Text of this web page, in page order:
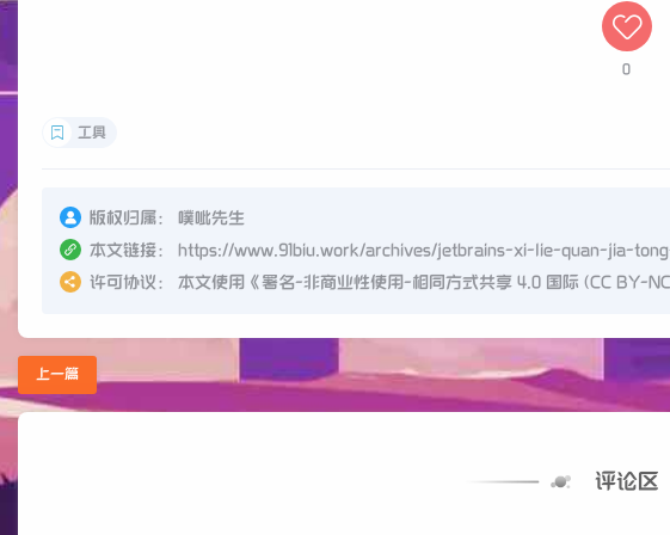
0
工具
版权归属：
噗呲先生
本文链接：
https://www.91biu.work/archives/jetbrains-xi-lie-quan-jia-
许可协议：
本文使用《署名-非商业性使用-相同方式共享 4.0 国际 (CC BY-
上一篇
评论区